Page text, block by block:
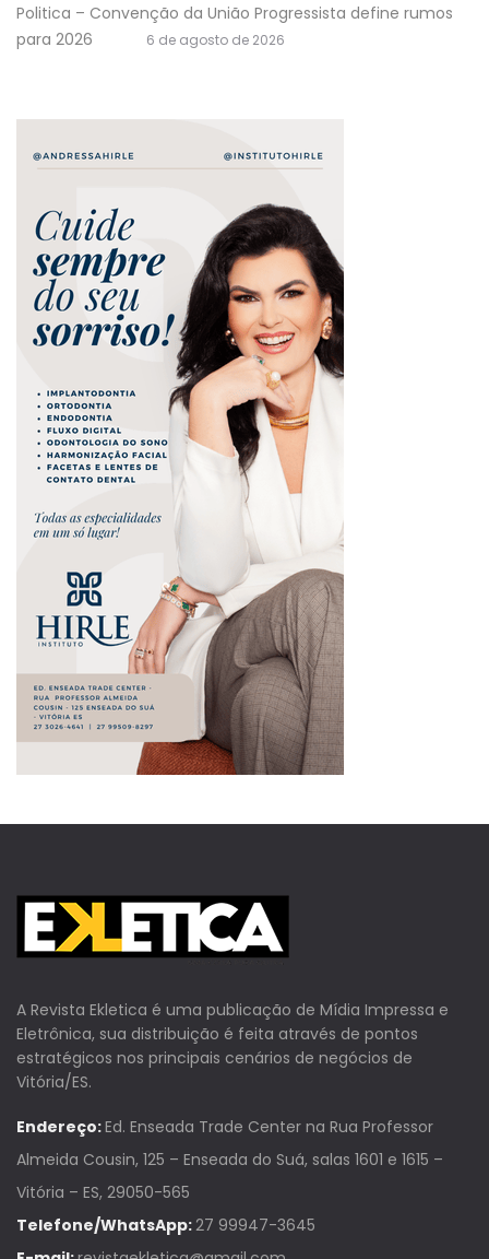
Politica – Convenção da União Progressista define rumos
para 2026
6 de agosto de 2026
A Revista Ekletica é uma publicação de Mídia Impressa e
Eletrônica, sua distribuição é feita através de pontos
estratégicos nos principais cenários de negócios de
Vitória/ES.
Endereço:Ed. Enseada Trade Center na Rua Professor
Almeida Cousin, 125 – Enseada do Suá, salas 1601 e 1615 –
Vitória – ES, 29050-565
Telefone/WhatsApp:27 99947-3645